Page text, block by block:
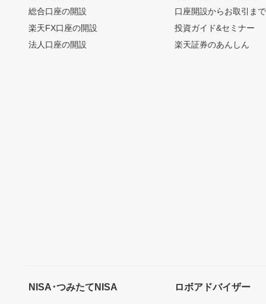
総合口座の開設
楽天FX口座の開設
法人口座の開設
口座開設からお取引ま
投資ガイド&セミナー
楽天証券のあんしん
NISA･つみたてNISA ロボアドバイザー